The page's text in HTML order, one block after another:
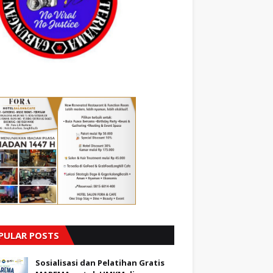
POSTS
Sosialisasi dan Pelatihan Gratis